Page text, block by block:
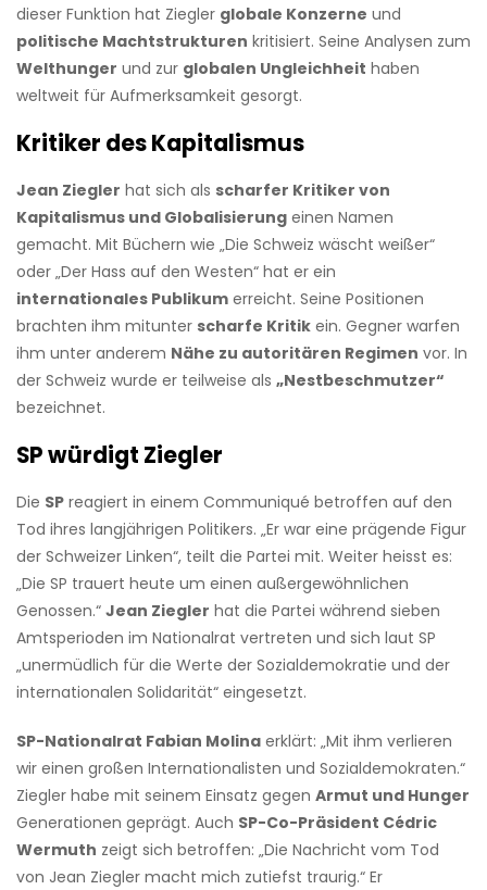
dieser Funktion hat Ziegler globale Konzerne und
politische Machtstrukturen kritisiert. Seine Analysen zum
Welthunger und zur globalen Ungleichheit haben
weltweit für Aufmerksamkeit gesorgt.
Kritiker des Kapitalismus
Jean Ziegler hat sich als scharfer Kritiker von
Kapitalismus und Globalisierung einen Namen
gemacht. Mit Büchern wie „Die Schweiz wäscht weißer“
oder „Der Hass auf den Westen“ hat er ein
internationales Publikum erreicht. Seine Positionen
brachten ihm mitunter scharfe Kritik ein. Gegner warfen
ihm unter anderem Nähe zu autoritären Regimen vor. In
der Schweiz wurde er teilweise als „Nestbeschmutzer“
bezeichnet.
SP würdigt Ziegler
Die SP reagiert in einem Communiqué betroffen auf den
Tod ihres langjährigen Politikers. „Er war eine prägende Figur
der Schweizer Linken“, teilt die Partei mit. Weiter heisst es:
„Die SP trauert heute um einen außergewöhnlichen
Genossen.“ Jean Ziegler hat die Partei während sieben
Amtsperioden im Nationalrat vertreten und sich laut SP
„unermüdlich für die Werte der Sozialdemokratie und der
internationalen Solidarität“ eingesetzt.
SP-Nationalrat Fabian Molina erklärt: „Mit ihm verlieren
wir einen großen Internationalisten und Sozialdemokraten.“
Ziegler habe mit seinem Einsatz gegen Armut und Hunger
Generationen geprägt. Auch SP-Co-Präsident Cédric
Wermuth zeigt sich betroffen: „Die Nachricht vom Tod
von Jean Ziegler macht mich zutiefst traurig.“ Er